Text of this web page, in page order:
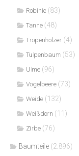
Robinie (83)
Tanne (48)
Tropenhölzer (4)
Tulpenbaum (53)
Ulme (96)
Vogelbeere (73)
Weide (132)
Weißdorn (11)
Zirbe (76)
Baumteile (2.896)